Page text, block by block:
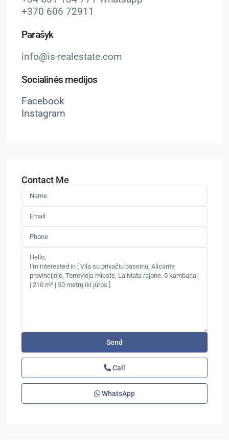
+370 606 72911
Parašyk
info@is-realestate.com
Socialinės medijos
Facebook
Instagram
Contact Me
Call
WhatsApp